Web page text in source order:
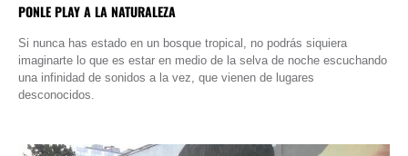
PONLE PLAY A LA NATURALEZA
Si nunca has estado en un bosque tropical, no podrás siquiera
imaginarte lo que es estar en medio de la selva de noche escuchando
una infinidad de sonidos a la vez, que vienen de lugares
desconocidos.